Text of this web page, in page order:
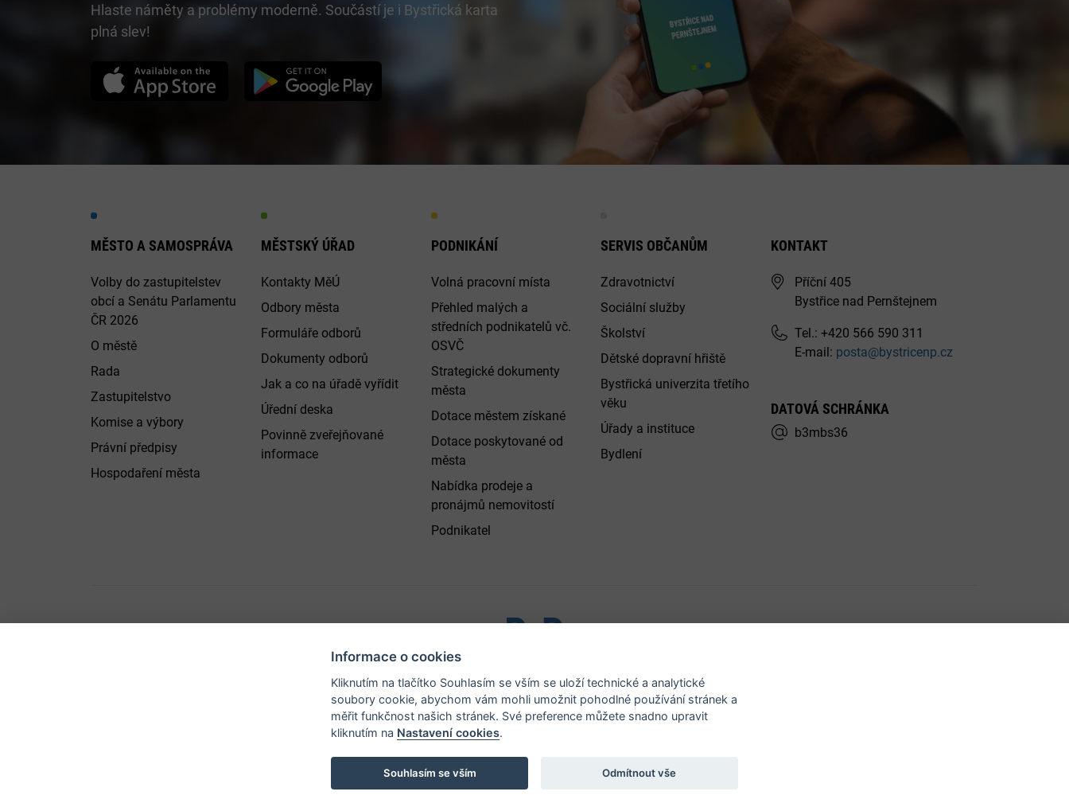
Informace o cookies
Kliknutím na tlačítko Souhlasím se vším se uloží technické a analytické
soubory cookie, abychom vám mohli umožnit pohodlné používání stránek a
měřit funkčnost našich stránek. Své preference můžete snadno upravit
kliknutím na Nastavení cookies.
Souhlasím se vším Odmítnout vše
Hlaste náměty a problémy moderně. Součástí je i Bystřická karta
plná slev!
MĚSTO A SAMOSPRÁVA
Volby do zastupitelstev
obcí a Senátu Parlamentu
ČR 2026
O městě
Rada
Zastupitelstvo
Komise a výbory
Právní předpisy
Hospodaření města
MĚSTSKÝ ÚŘAD
Kontakty MěÚ
Odbory města
Formuláře odborů
Dokumenty odborů
Jak a co na úřadě vyřídit
Úřední deska
Povinně zveřejňované
informace
PODNIKÁNÍ
Volná pracovní místa
Přehled malých a
středních podnikatelů vč.
OSVČ
Strategické dokumenty
města
Dotace městem získané
Dotace poskytované od
města
Nabídka prodeje a
pronájmů nemovitostí
Podnikatel
SERVIS OBČANŮM
Zdravotnictví
Sociální služby
Školství
Dětské dopravní hřiště
Bystřická univerzita třetího
věku
Úřady a instituce
Bydlení
KONTAKT
Příční 405
Bystřice nad Pernštejnem
Tel.: +420 566 590 311
E-mail: posta@bystricenp.cz
DATOVÁ SCHRÁNKA
b3mbs36